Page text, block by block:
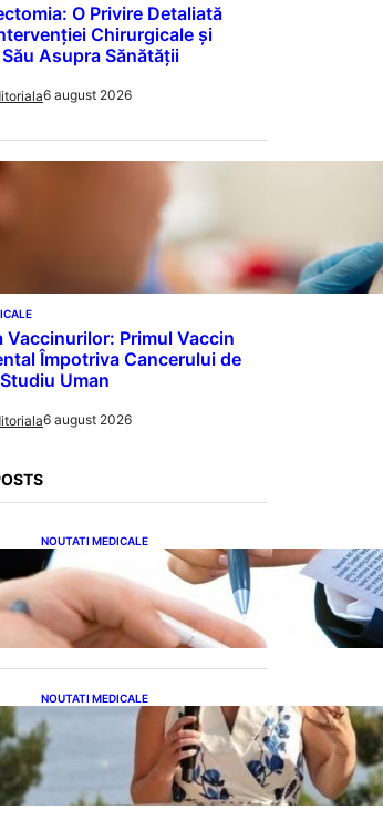
O Privire Detaliată
Chirurgicale și
Asupra Sănătății
6 august 2026
Vaccinurilor: Primul Vaccin
Împotriva Cancerului de
Uman
6 august 2026
NOUTATI MEDICALE
Acordul României cu Banca
Mondială: O Analiză
Detaliată a Împrumutului și
Condițiilor Impuse
NOUTATI MEDICALE
Nașterea prințesei Eugenie
la Lisabona: O alegere plină
de semnificație pentru
familia regală britanică